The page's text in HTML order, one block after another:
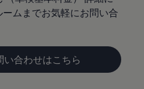
ムまでお気軽にお問い合
い合わせはこちら